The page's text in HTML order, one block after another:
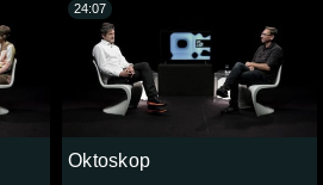
Oktoskop
24:07